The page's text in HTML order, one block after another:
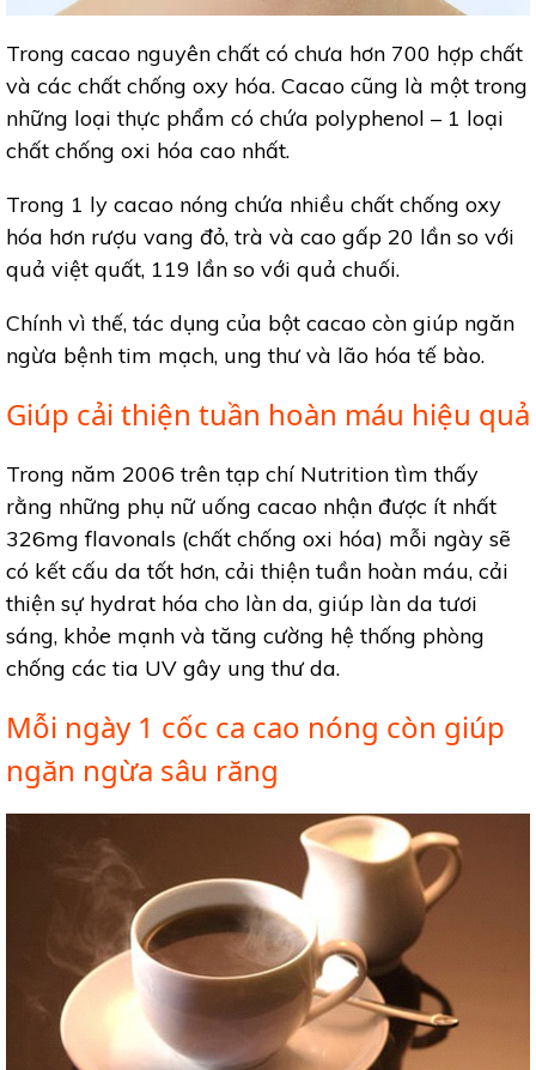
Trong cacao nguyên chất có chưa hơn 700 hợp chất
và các chất chống oxy hóa. Cacao cũng là một trong
những loại thực phẩm có chứa polyphenol – 1 loại
chất chống oxi hóa cao nhất.
Trong 1 ly cacao nóng chứa nhiều chất chống oxy
hóa hơn rượu vang đỏ, trà và cao gấp 20 lần so với
quả việt quất, 119 lần so với quả chuối.
Chính vì thế, tác dụng của bột cacao còn giúp ngăn
ngừa bệnh tim mạch, ung thư và lão hóa tế bào.
Giúp cải thiện tuần hoàn máu hiệu quả
Trong năm 2006 trên tạp chí Nutrition tìm thấy
rằng những phụ nữ uống cacao nhận được ít nhất
326mg flavonals (chất chống oxi hóa) mỗi ngày sẽ
có kết cấu da tốt hơn, cải thiện tuần hoàn máu, cải
thiện sự hydrat hóa cho làn da, giúp làn da tươi
sáng, khỏe mạnh và tăng cường hệ thống phòng
chống các tia UV gây ung thư da.
Mỗi ngày 1 cốc ca cao nóng còn giúp
ngăn ngừa sâu răng